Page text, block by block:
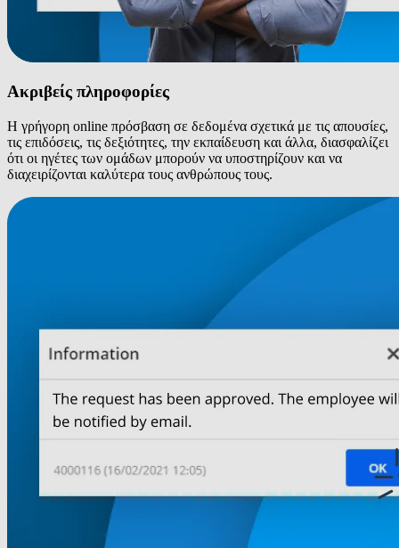
Ακριβείς πληροφορίες
Η γρήγορη online πρόσβαση σε δεδομένα σχετικά με τις απουσίες,
τις επιδόσεις, τις δεξιότητες, την εκπαίδευση και άλλα, διασφαλίζει
ότι οι ηγέτες των ομάδων μπορούν να υποστηρίζουν και να
διαχειρίζονται καλύτερα τους ανθρώπους τους.